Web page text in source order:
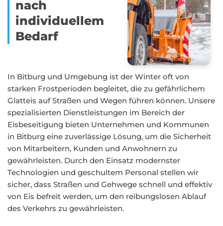
nach
individuellem
Bedarf
In Bitburg und Umgebung ist der Winter oft von
starken Frostperioden begleitet, die zu gefährlichem
Glatteis auf Straßen und Wegen führen können. Unsere
spezialisierten Dienstleistungen im Bereich der
Eisbeseitigung bieten Unternehmen und Kommunen
in Bitburg eine zuverlässige Lösung, um die Sicherheit
von Mitarbeitern, Kunden und Anwohnern zu
gewährleisten. Durch den Einsatz modernster
Technologien und geschultem Personal stellen wir
sicher, dass Straßen und Gehwege schnell und effektiv
von Eis befreit werden, um den reibungslosen Ablauf
des Verkehrs zu gewährleisten.